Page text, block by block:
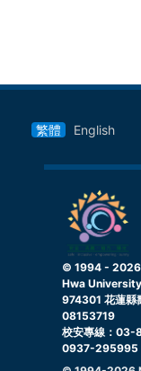
繁體 English
© 1994 - 2026
Hwa University
974301 花蓮縣
08153719
校安專線：03-
0937-295995